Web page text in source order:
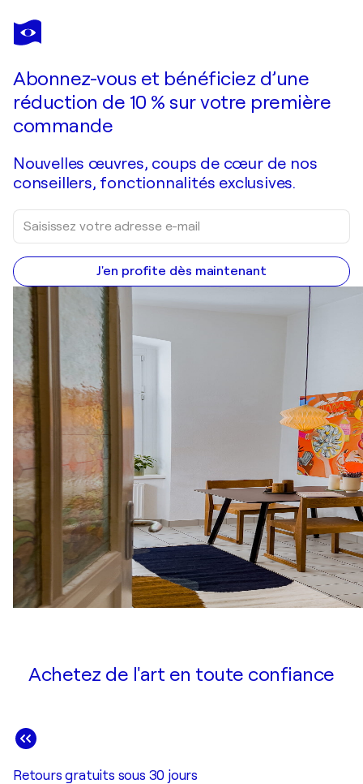
@ASALEANDERZ LEANDERZ
Still Life: Fabric with blue and yellow stripes
Abonnez-vous et bénéficiez d’une
réduction de 10 % sur votre première
commande
Nouvelles œuvres, coups de cœur de nos
conseillers, fonctionnalités exclusives.
J'en profite dès maintenant
Achetez de l'art en toute confiance
Retours gratuits sous 30 jours